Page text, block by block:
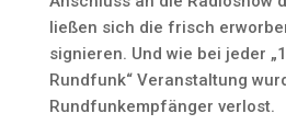
ließen sich die frisch
signieren. Und wie bei jeder
Rundfunk“ Veranstaltung
Rundfunkempfänger verlost.